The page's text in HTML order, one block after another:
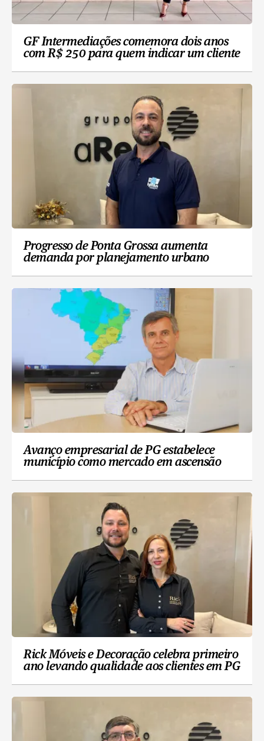
GF Intermediações comemora dois anos
com R$ 250 para quem indicar um cliente
Progresso de Ponta Grossa aumenta
demanda por planejamento urbano
Avanço empresarial de PG estabelece
município como mercado em ascensão
Rick Móveis e Decoração celebra primeiro
ano levando qualidade aos clientes em PG